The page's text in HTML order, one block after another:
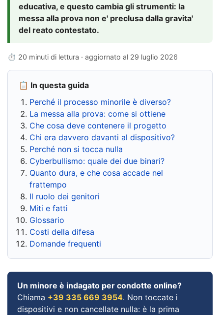
educativa, e questo cambia gli strumenti: la
messa alla prova non e' preclusa dalla gravita'
del reato contestato.
⏱ 20 minuti di lettura · aggiornato al 29 luglio 2026
📋 In questa guida
Perché il processo minorile è diverso?
La messa alla prova: come si ottiene
Che cosa deve contenere il progetto
Chi era davvero davanti al dispositivo?
Perché non si tocca nulla
Cyberbullismo: quale dei due binari?
Quanto dura, e che cosa accade nel
frattempo
Il ruolo dei genitori
Miti e fatti
Glossario
Costi della difesa
Domande frequenti
Un minore è indagato per condotte online?
Chiama +39 335 669 3954. Non toccate i
dispositivi e non cancellate nulla: è la prima